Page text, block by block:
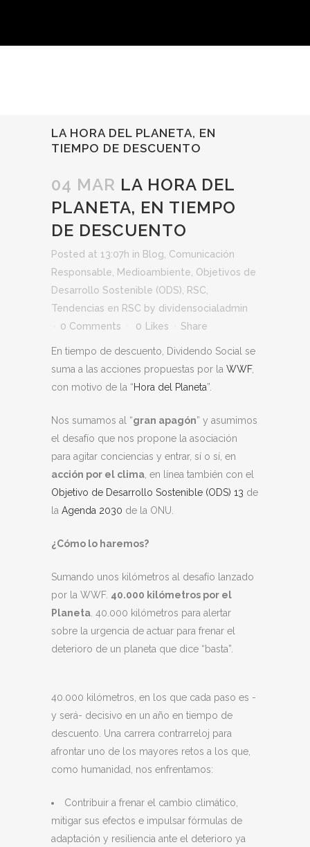
LA HORA DEL PLANETA, EN
TIEMPO DE DESCUENTO
04 MAR LA HORA DEL
PLANETA, EN TIEMPO
DE DESCUENTO
Posted at 13:07h in Blog Comunicación
Responsable
Medioambiente Objetivos de
Desarrollo Sostenible (ODS)
RSC
Tendencias en RSC by dividensocialadmin
0 Comments
0 Likes Share
En tiempo de descuento, Dividendo Social se
suma a las acciones propuestas por la WWF,
con motivo de la “Hora del Planeta”.
Nos sumamos al “gran apagón” y asumimos
el desafío que nos propone la asociación
para agitar conciencias y entrar, sí o sí, en
acción por el clima , en línea también con el
Objetivo de Desarrollo Sostenible (ODS) 13 de
la Agenda 2030 de la ONU.
¿Cómo lo haremos?
Sumando unos kilómetros al desafío lanzado
por la WWF. 40.000 kilómetros por el
Planeta . 40.000 kilómetros para alertar
sobre la urgencia de actuar para frenar el
deterioro de un planeta que dice “basta”.
40.000 kilómetros, en los que cada paso es -
y será- decisivo en un año en tiempo de
descuento. Una carrera contrarreloj para
afrontar uno de los mayores retos a los que,
como humanidad, nos enfrentamos:
Contribuir a frenar el cambio climático,
mitigar sus efectos e impulsar fórmulas de
adaptación y resiliencia ante el deterioro ya